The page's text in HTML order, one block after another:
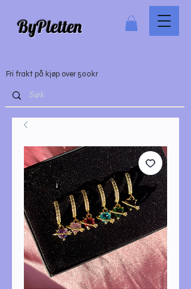
ByPletten
Fri frakt på kjøp over 500kr